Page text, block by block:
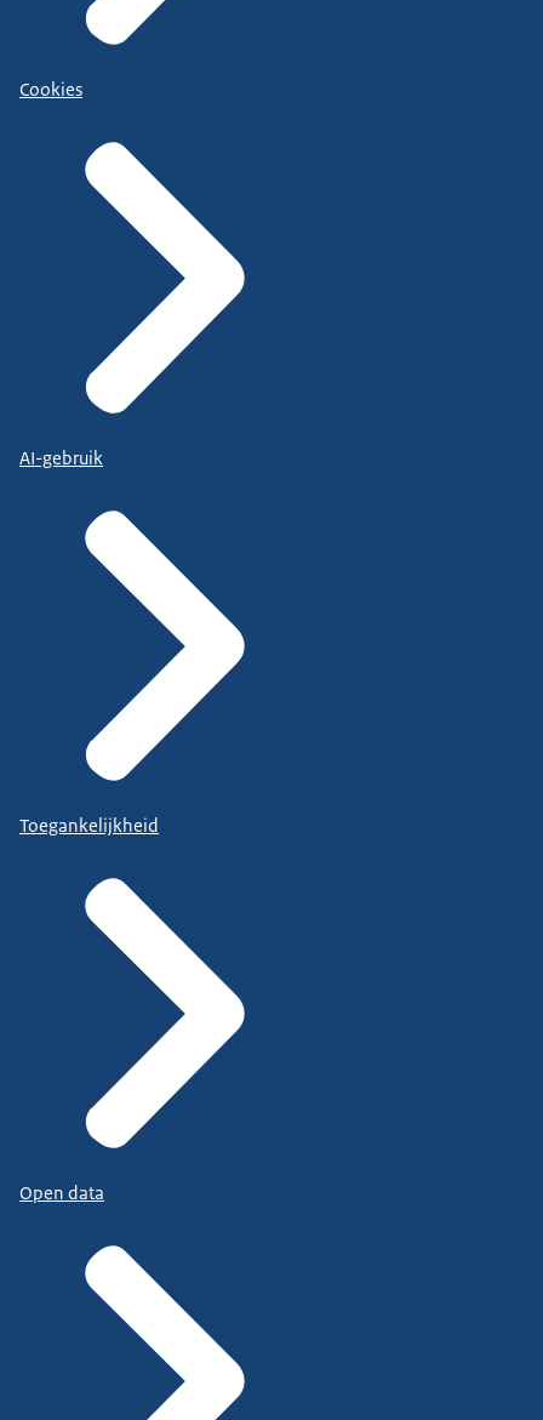
Cookies
AI-gebruik
Toegankelijkheid
Open data